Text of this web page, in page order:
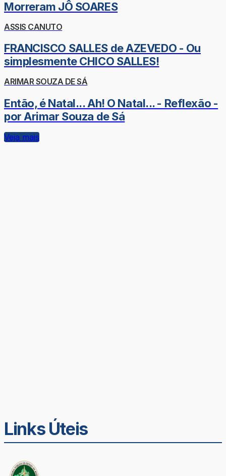
Morreram JÔ SOARES
ASSIS CANUTO
FRANCISCO SALLES de AZEVEDO - Ou
simplesmente CHICO SALLES!
ARIMAR SOUZA DE SÁ
Então, é Natal... Ah! O Natal... - Reflexão -
por Arimar Souza de Sá
Veja mais
Links Úteis